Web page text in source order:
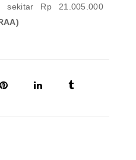
sekitar Rp 21.005.000